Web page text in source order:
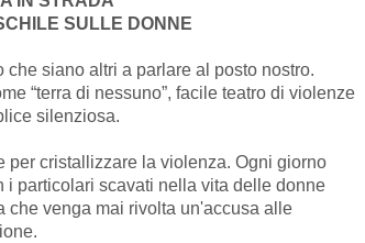
SULLE DONNE
siano altri a parlare al posto nostro.
“terra di nessuno”, facile teatro di violenze
silenziosa.
per cristallizzare la violenza. Ogni giorno
particolari scavati nella vita delle donne
che venga mai rivolta un'accusa alle